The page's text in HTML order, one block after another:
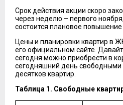
Срок действия акции скоро
через неделю – первого
состоится плановое повышение
Цены и планировки квартир в
его официальном сайте.
сегодня можно приобрести в
сегодняшний день свободными
десятков квартир.
Таблица 1. Свободные